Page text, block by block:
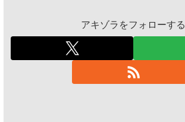
アキゾラをフォローする